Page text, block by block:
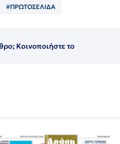
#ΠΡΩΤΟΣΕΛΙΔΑ
Κοινοποιήστε το